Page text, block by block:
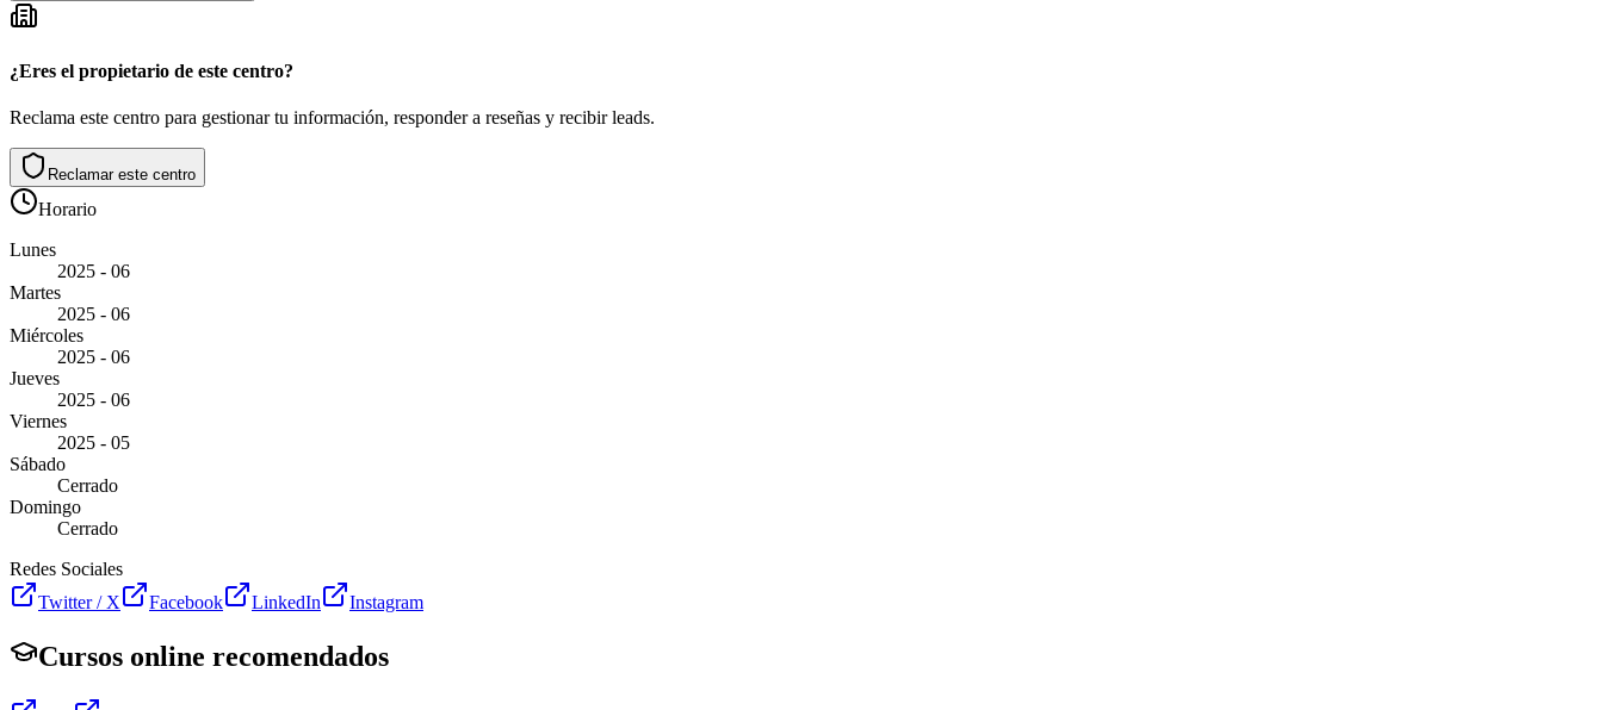
¿Eres el propietario de este centro?
Reclama este centro para gestionar tu información, responder a reseñas y recibir leads.
Reclamar este centro
Horario
Lunes
2025 - 06
Martes
2025 - 06
Miércoles
2025 - 06
Jueves
2025 - 06
Viernes
2025 - 05
Sábado
Cerrado
Domingo
Cerrado
Redes Sociales
Twitter / X
Facebook LinkedIn Instagram
Cursos online recomendados